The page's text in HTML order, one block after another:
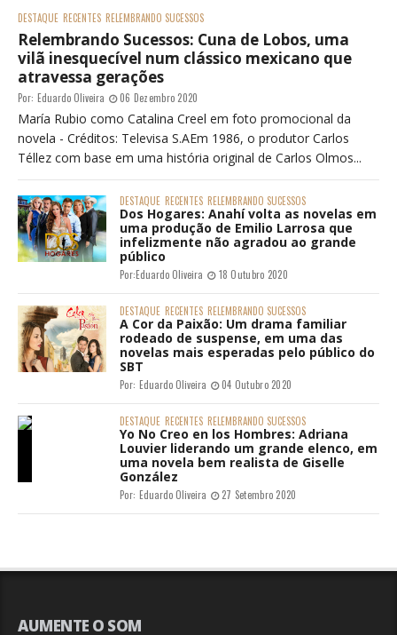
DESTAQUE RECENTES RELEMBRANDO SUCESSOS
Relembrando Sucessos: Cuna de Lobos, uma
vilã inesquecível num clássico mexicano que
atravessa gerações
Por: Eduardo Oliveira 06 Dezembro 2020
María Rubio como Catalina Creel em foto promocional da
novela - Créditos: Televisa S.AEm 1986, o produtor Carlos
Téllez com base em uma história original de Carlos Olmos...
DESTAQUE RECENTES RELEMBRANDO SUCESSOS
Dos Hogares: Anahí volta as novelas em
uma produção de Emilio Larrosa que
infelizmente não agradou ao grande
público
Por:Eduardo Oliveira 18 Outubro 2020
DESTAQUE RECENTES RELEMBRANDO SUCESSOS
A Cor da Paixão: Um drama familiar
rodeado de suspense, em uma das
novelas mais esperadas pelo público do
SBT
Por: Eduardo Oliveira 04 Outubro 2020
DESTAQUE RECENTES RELEMBRANDO SUCESSOS
Yo No Creo en los Hombres: Adriana
Louvier liderando um grande elenco, em
uma novela bem realista de Giselle
González
Por: Eduardo Oliveira 27 Setembro 2020
AUMENTE O SOM